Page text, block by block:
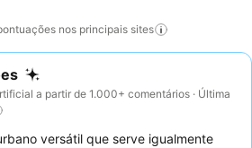
nos principais sites
a partir de 1.000+ comentários · Última
versátil que serve igualmente